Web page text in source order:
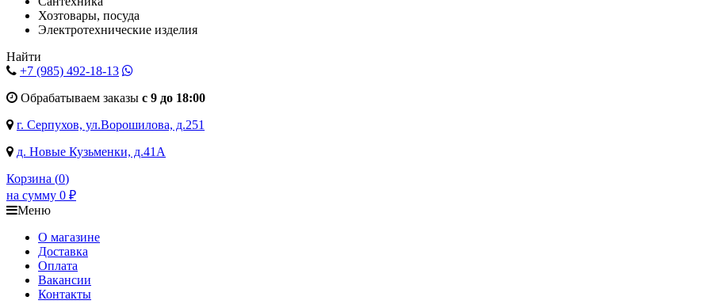
Хозтовары, посуда
Электротехнические изделия
Найти
+7 (985) 492-18-13
Обрабатываем заказы с 9 до 18:00
г. Серпухов, ул.Ворошилова, д.251
д. Новые Кузьменки, д.41А
Корзина (0)
на сумму 0 ₽
Меню
О магазине
Доставка
Оплата
Вакансии
Контакты